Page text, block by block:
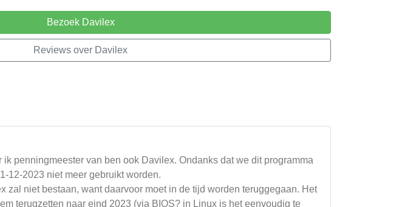
Bezoek Davilex
Reviews over Davilex
penningmeester van ben ook Davilex. Ondanks dat we dit programma
12-2023 niet meer gebruikt worden.
zal niet bestaan, want daarvoor moet in de tijd worden teruggegaan. Het
terugzetten naar eind 2023 (via BIOS? in Linux is het eenvoudig te